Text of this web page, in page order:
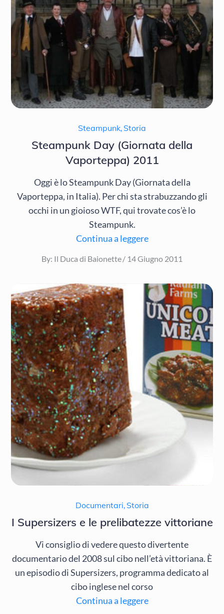
Steampunk, Storia
Steampunk Day (Giornata della
Vaporteppa) 2011
Oggi è lo Steampunk Day (Giornata della
Vaporteppa, in Italia). Per chi sta strabuzzando gli
occhi in un gioioso WTF, qui trovate cos’è lo
Steampunk.
Continua a leggere
By: Il Duca di Baionette
Posted
14 Giugno 2011
Documentari, Storia
I Supersizers e le prelibatezze vittoriane
Vi consiglio di vedere questo divertente
documentario del 2008 sul cibo nell’età vittoriana. È
un episodio di Supersizers, programma dedicato al
cibo inglese nel corso
Continua a leggere